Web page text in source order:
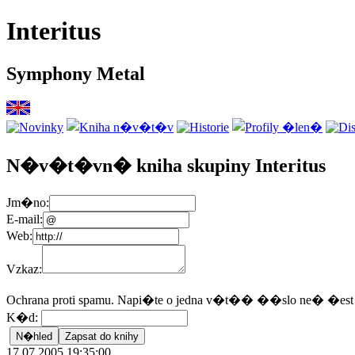
Interitus
Symphony Metal
N�v�t�vn� kniha skupiny Interitus
Jm�no:
E-mail:
Web:
Vzkaz:
Ochrana proti spamu. Napi�te o jedna v�t�� ��slo ne� �est
K�d:
17.07.2005 19:35:00